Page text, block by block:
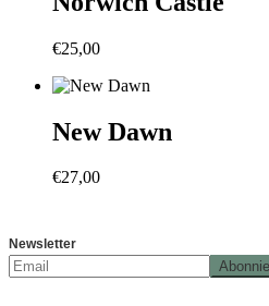
€25,00
New Dawn
€27,00
Newsletter